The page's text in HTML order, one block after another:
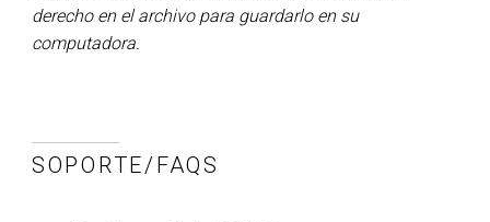
derecho en el archivo para guardarlo en su
computadora.
SOPORTE/FAQS